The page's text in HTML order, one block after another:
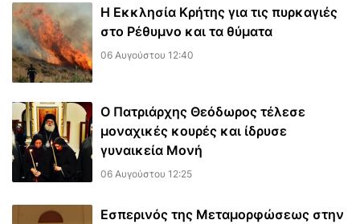
Η Εκκλησία Κρήτης για τις πυρκαγιές
στο Ρέθυμνο και τα θύματα
06 Αυγούστου 12:40
Ο Πατριάρχης Θεόδωρος τέλεσε
μοναχικές κουρές και ίδρυσε
γυναικεία Μονή
06 Αυγούστου 12:25
Εσπερινός της Μεταμορφώσεως στην